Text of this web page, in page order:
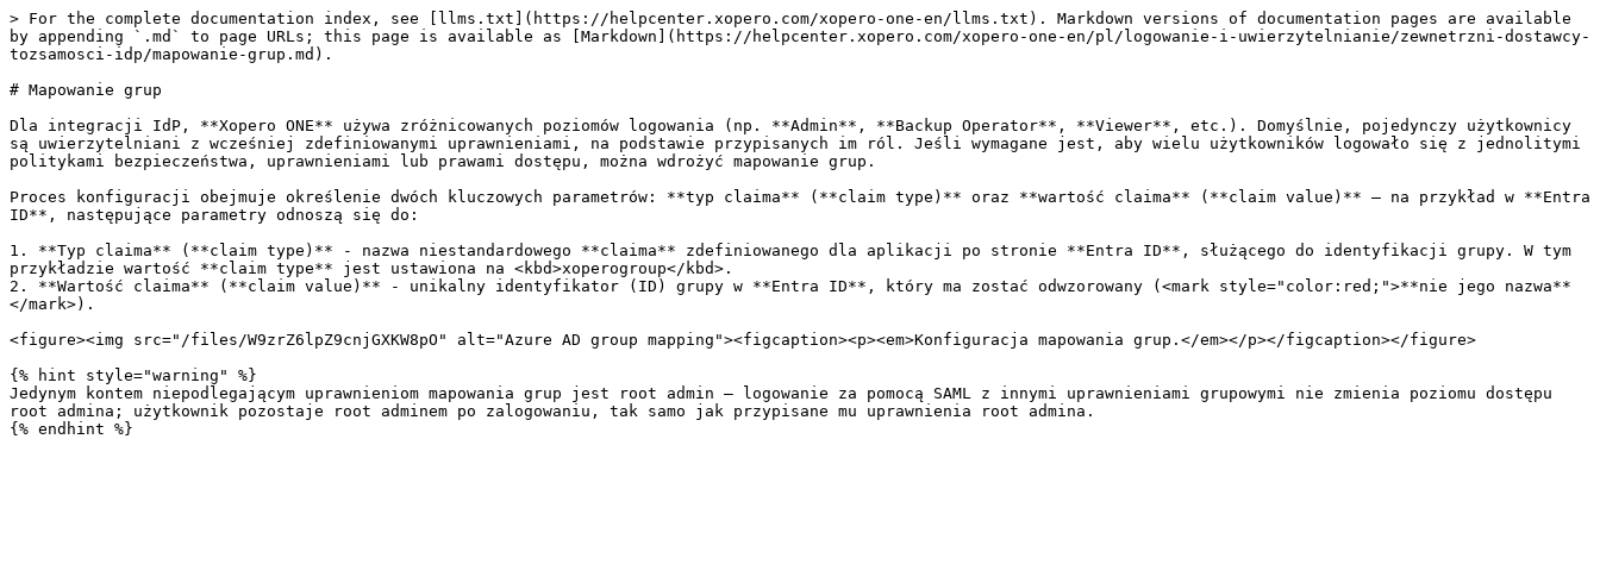
> For the complete documentation index, see [llms.txt](https://helpcenter.xopero.com/xopero-one-en/llms.txt). Markdown versions of documentation pages are available
by appending `.md` to page URLs; this page is available as [Markdown](https://helpcenter.xopero.com/xopero-one-en/pl/logowanie-i-uwierzytelnianie/zewnetrzni-dostawcy-
tozsamosci-idp/mapowanie-grup.md).
# Mapowanie grup
Dla integracji IdP, **Xopero ONE** używa zróżnicowanych poziomów logowania (np. **Admin**, **Backup Operator**, **Viewer**, etc.). Domyślnie, pojedynczy użytkownicy
są uwierzytelniani z wcześniej zdefiniowanymi uprawnieniami, na podstawie przypisanych im ról. Jeśli wymagane jest, aby wielu użytkowników logowało się z jednolitymi
politykami bezpieczeństwa, uprawnieniami lub prawami dostępu, można wdrożyć mapowanie grup.
Proces konfiguracji obejmuje określenie dwóch kluczowych parametrów: **typ claima** (**claim type)** oraz **wartość claima** (**claim value)** — na przykład w **Entra
ID**, następujące parametry odnoszą się do:
1. **Typ claima** (**claim type)** - nazwa niestandardowego **claima** zdefiniowanego dla aplikacji po stronie **Entra ID**, służącego do identyfikacji grupy. W tym
przykładzie wartość **claim type** jest ustawiona na <kbd>xoperogroup</kbd>.
2. **Wartość claima** (**claim value)** - unikalny identyfikator (ID) grupy w **Entra ID**, który ma zostać odwzorowany (<mark style="color:red;">**nie jego nazwa**
</mark>).
<figure><img src="/files/W9zrZ6lpZ9cnjGXKW8pO" alt="Azure AD group mapping"><figcaption><p><em>Konfiguracja mapowania grup.</em></p></figcaption></figure>
{% hint style="warning" %}
Jedynym kontem niepodlegającym uprawnieniom mapowania grup jest root admin — logowanie za pomocą SAML z innymi uprawnieniami grupowymi nie zmienia poziomu dostępu
root admina; użytkownik pozostaje root adminem po zalogowaniu, tak samo jak przypisane mu uprawnienia root admina.